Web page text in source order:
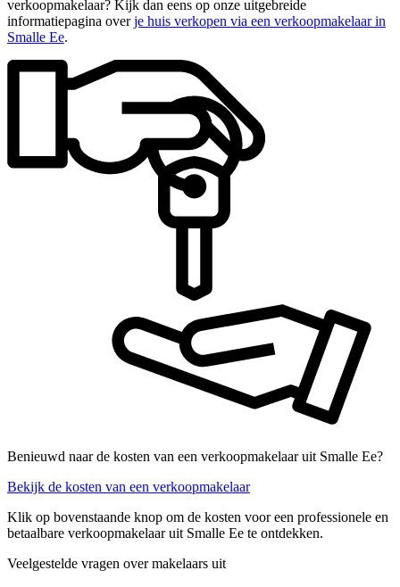
verkoopmakelaar? Kijk dan eens op onze uitgebreide
informatiepagina overje huis verkopen via een verkoopmakelaar in
Smalle Ee.
Benieuwd naar de kosten van een verkoopmakelaar uit Smalle Ee?
Bekijk de kosten van een verkoopmakelaar
Klik op bovenstaande knop om de kosten voor een professionele en
betaalbare verkoopmakelaar uit Smalle Ee te ontdekken.
Veelgestelde vragen over makelaars uit